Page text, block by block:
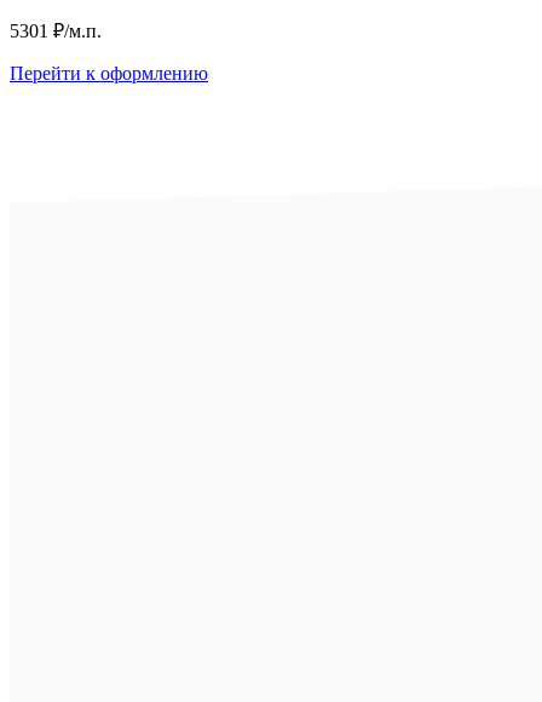
5301 ₽/м.п.
Перейти к оформлению